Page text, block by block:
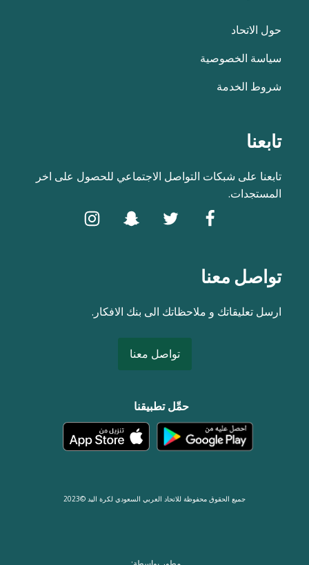
حول الاتحاد
سياسة الخصوصية
شروط الخدمة
تابعنا
تابعنا على شبكات التواصل الاجتماعي للحصول على اخر
المستجدات.
تواصل معنا
ارسل تعليقاتك و ملاحظاتك الى بنك الافكار.
تواصل معنا
حمِّل تطبيقنا
جميع الحقوق محفوظة للاتحاد العربي السعودي لكرة اليد ©2023